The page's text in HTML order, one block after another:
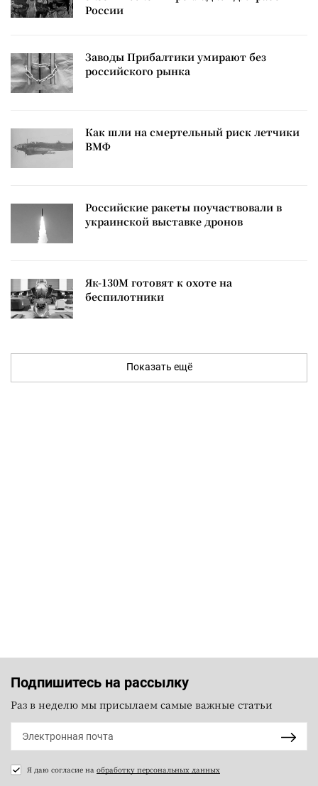
России
Заводы Прибалтики умирают без
российского рынка
Как шли на смертельный риск летчики
ВМФ
Российские ракеты поучаствовали в
украинской выставке дронов
Як-130М готовят к охоте на
беспилотники
Показать ещё
Подпишитесь на рассылку
Раз в неделю мы присылаем самые важные статьи
Я даю согласие на обработку персональных данных